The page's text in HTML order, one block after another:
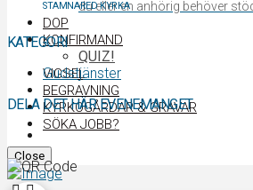
du eller en anhörig behöver
DOP
KONFIRMAND
QUIZ!
VIGSEL
BEGRAVNING
KYRKOGÅRDAR & GRAVAR
SÖKA JOBB?
Close
STAMNARED KYRKA
KATEGORI
Gudstjänster
DELA DET HÄR EVENEMANGET